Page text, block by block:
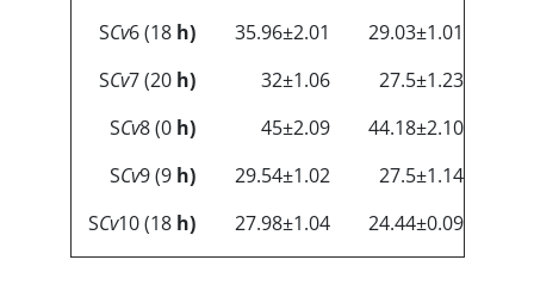
29.03±1.01
35.96±2.01
SCv6 (18 h)
27.5±1.23
32±1.06
SCv7 (20 h)
44.18±2.10
45±2.09
SCv8 (0 h)
27.5±1.14
29.54±1.02
SCv9 (9 h)
24.44±0.09
27.98±1.04
SCv10 (18 h)